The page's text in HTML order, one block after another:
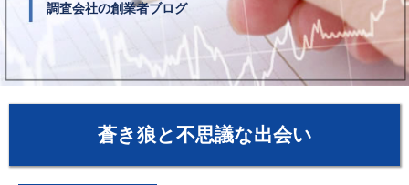
調査会社の創業者ブログ
蒼き狼と不思議な出会い